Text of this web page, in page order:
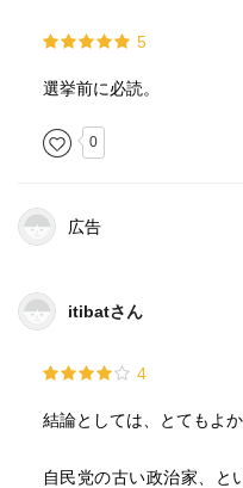
5
選挙前に必読。
0
広告
itibatさん
4
結論としては、とてもよか
自民党の古い政治家、と